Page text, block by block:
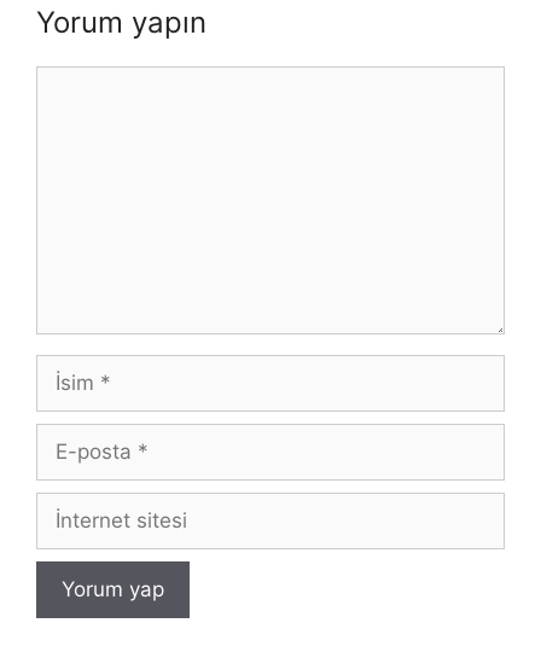
Yorum yapın
İsim
posta
İnternet
sitesi